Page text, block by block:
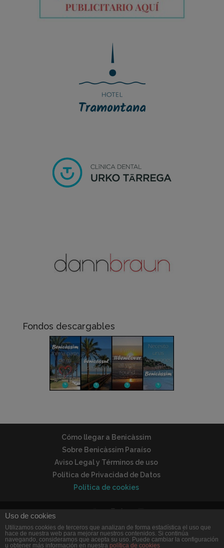
Fondos descargables
Cómo llegar a Benicàssim
Sobre Benicàssim Paraíso
Aviso Legal y Términos de uso
Política de Privacidad de Datos
Política de cookies
© Benicàssim Paraíso | Todos los derechos
reservados | Desarrollado porDann Braun
Uso de cookies
Utilizamos cookies de terceros que analizan de forma estadística el uso que
hace de nuestra web para mejorar nuestros contenidos. Si continúa
navegando, consideramos que acepta su uso. Puede cambiar la configuración
u obtener más información en nuestra política de cookies